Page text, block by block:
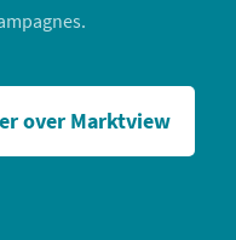
over Marktview